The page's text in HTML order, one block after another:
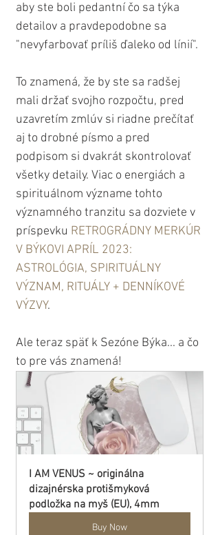
aby ste boli pedantní čo sa týka
detailov a pravdepodobne sa
"nevyfarbovať príliš ďaleko od línií".
To znamená, že by ste sa radšej
mali držať svojho rozpočtu, pred
uzavretím zmlúv si riadne prečítať
aj to drobné písmo a pred
podpisom si dvakrát skontrolovať
všetky detaily. Viac o energiách a
spirituálnom význame tohto
významného tranzitu sa dozviete v
príspevku RETROGRÁDNY MERKÚR
V BÝKOVI APRÍL 2023:
ASTROLÓGIA, SPIRITUÁLNY
VÝZNAM, RITUÁLY + DENNÍKOVÉ
VÝZVY.
Ale teraz späť k Sezóne Býka... a čo
to pre vás znamená!
I AM VENUS ~ originálna
dizajnérska protišmyková
podložka na myš (EU), 4mm
Buy Now